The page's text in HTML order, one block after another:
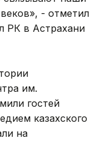
- отметил
РК в Астрахани
им.
гостей
казахского
на